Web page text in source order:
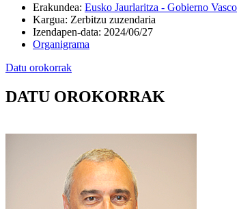
Erakundea: Eusko Jaurlaritza - Gobierno Vasco
Kargua: Zerbitzu zuzendaria
Izendapen-data: 2024/06/27
Organigrama
Datu orokorrak
DATU OROKORRAK